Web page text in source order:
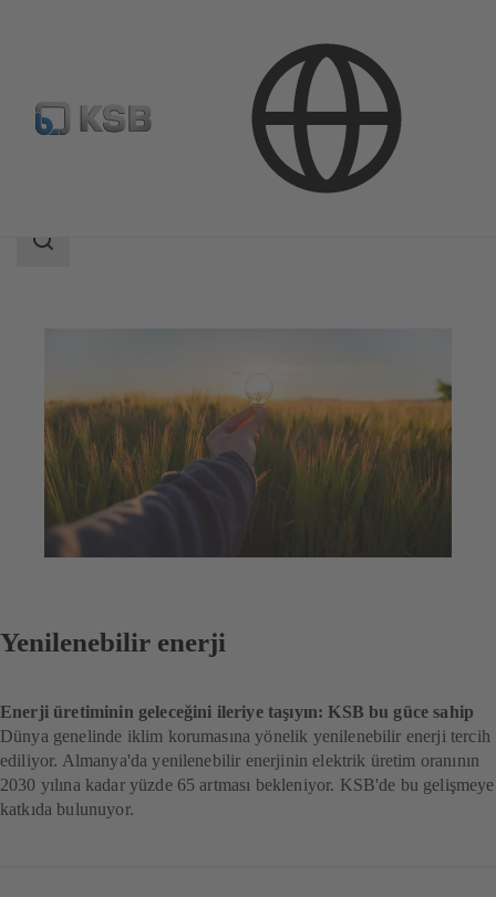
Enerji Teknolojisi Yenilenebilir Enerjiler
Search
Yenilenebilir enerji
Enerji üretiminin geleceğini ileriye taşıyın: KSB bu güce sahip
Dünya genelinde iklim korumasına yönelik yenilenebilir enerji tercih
ediliyor. Almanya'da yenilenebilir enerjinin elektrik üretim oranının
2030 yılına kadar yüzde 65 artması bekleniyor. KSB'de bu gelişmeye
katkıda bulunuyor.